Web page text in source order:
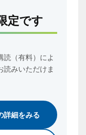
定です
読（有料）によ
読みいただけま
詳細をみる